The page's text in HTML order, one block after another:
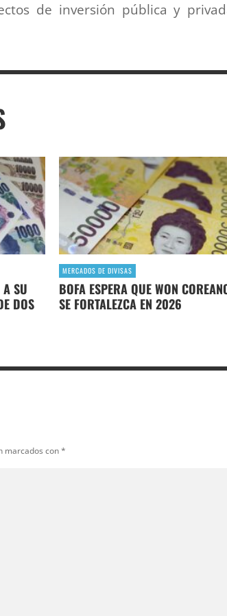
de inversión pública y
A SU
DOS
MERCADOS DE DIVISAS
BOFA ESPERA QUE WON
SE FORTALEZCA EN 2026
marcados con*